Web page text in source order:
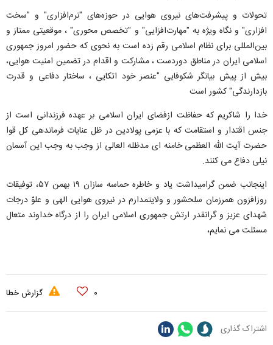
تحولات و پیشرفت‌های نیروی هوایی در حوزه‌های "نرم‌افزاری" و "سخت
افزاری" و نگاه ویژه به "مهارت‌افزایی" و "تخصص محوری" ، موقعیتی ممتاز و
بین‌المللی برای نظام اسلامی رقم زده است به نحوی که حضور امروز جمهوری
اسلامی ایران در مناطق دوردست ، مشارکت و اقدام در تضمین امنیت هوایی،
بیش از پیش بیانگر شکوفایی "عنصر خود اتکایی ، ساختار دفاعی و قدرت
بازدارندگی" کشور است
خدا را شاکریم که حفاظت ازفضای ایران اسلامی بر عهده فرزندانی است از
جنس اقتدار و استقامت که با عزمی پولادین در ظل عنایات فرماندهی کل قوا
حضرت آیت الله العظمی خامنه ای مدظله العالی از وجب به وجب این آسمان
نیلی دفاع می کنند.
اینجانب ضمن گرامیداشت یاد و خاطره حماسه سازان ۱۹ بهمن ۵۷، توفیقات
روزافزون همرزمان سلحشور و ولایتمدارم در نیروی هوایی الهی و علوّ درجات
شهدای عزیز و گرانقدر ارتش جمهوری اسلامی ایران را از درگاه خداوند متعال
مسئلت می نمایم،
۰ گزارش خطا
اشتراک گذاری